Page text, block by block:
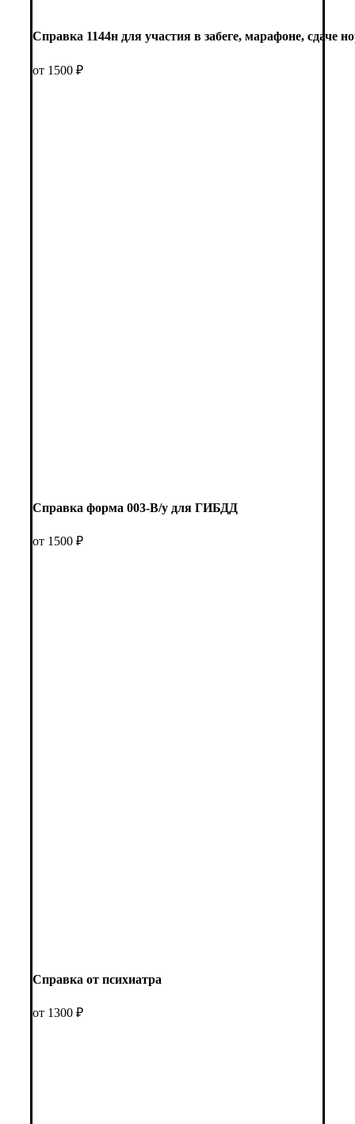
Справка 1144н для участия в забеге, марафоне, сдаче
от 1500 ₽
Справка форма 003-В/у для ГИБДД
от 1500 ₽
Справка от психиатра
от 1300 ₽